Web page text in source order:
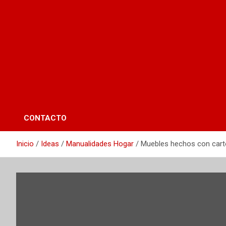
CONTACTO
Inicio Ideas Manualidades Hogar Muebles hechos con